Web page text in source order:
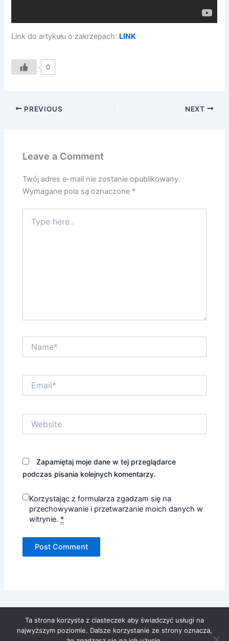
Link do artykułu o zakrzepach: LINK
0
PREVIOUS NEXT
Leave a Comment
Twój adres e-mail nie zostanie opublikowany.
Wymagane pola są oznaczone *
here..
Zapamiętaj moje dane w tej przeglądarce
podczas pisania kolejnych komentarzy.
Korzystając z formularza zgadzam się na
przechowywanie i przetwarzanie moich danych w
witrynie. *
Ta strona korzysta z ciasteczek aby świadczyć usługi na
najwyższym poziomie. Dalsze korzystanie ze strony oznacza,